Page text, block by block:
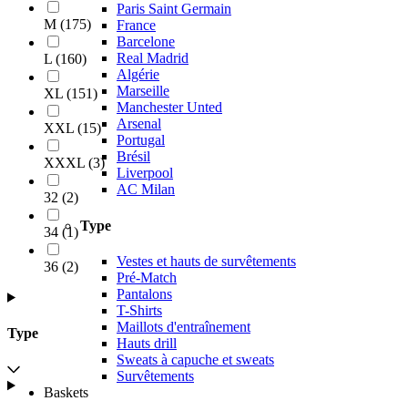
Paris Saint Germain
France
Barcelone
Real Madrid
Algérie
Marseille
Manchester Unted
Arsenal
Portugal
Brésil
Liverpool
AC Milan
Type
Vestes et hauts de survêtements
Pré-Match
Pantalons
T-Shirts
Maillots d'entraînement
Hauts drill
Sweats à capuche et sweats
Survêtements
Baskets
M (175)
L (160)
XL (151)
XXL (15)
XXXL (3)
32 (2)
34 (1)
36 (2)
Type